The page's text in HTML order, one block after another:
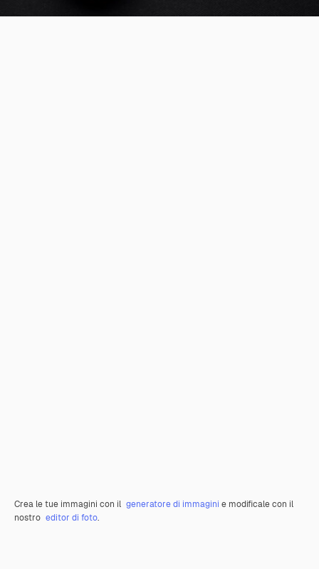
Crea le tue immagini con il generatore di immagini e modificale con il
nostro editor di foto.